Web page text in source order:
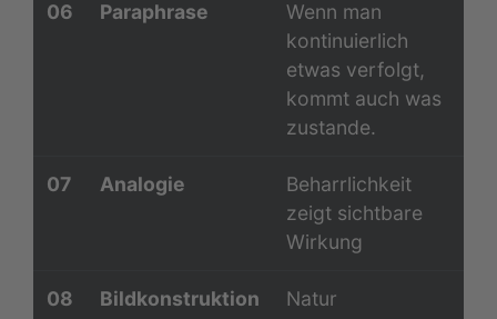
06 Paraphrase
Wenn man
kontinuierlich
etwas verfolgt,
kommt auch was
zustande.
07 Analogie
Beharrlichkeit
zeigt sichtbare
Wirkung
08
Bildkonstruktion
Natur